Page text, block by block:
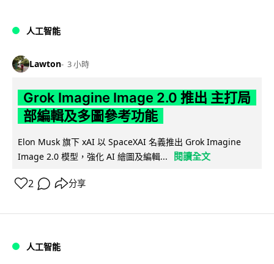
人工智能
Lawton 3 小時
Grok Imagine Image 2.0 推出 主打局
部編輯及多圖參考功能
Elon Musk 旗下 xAI 以 SpaceXAI 名義推出 Grok Imagine
Image 2.0 模型，強化 AI 繪圖及編輯...
閱讀全文
2 分享
人工智能